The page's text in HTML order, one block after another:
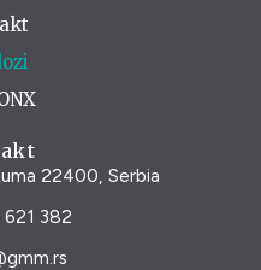
22400, Serbia
621 382